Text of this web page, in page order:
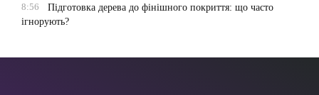
8:56
Підготовка дерева до фінішного покриття: що часто
ігнорують?